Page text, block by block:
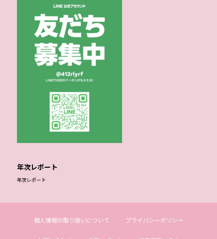
年次レポート
年次レポート
個人情報の取り扱いについて プライバシーポリシー